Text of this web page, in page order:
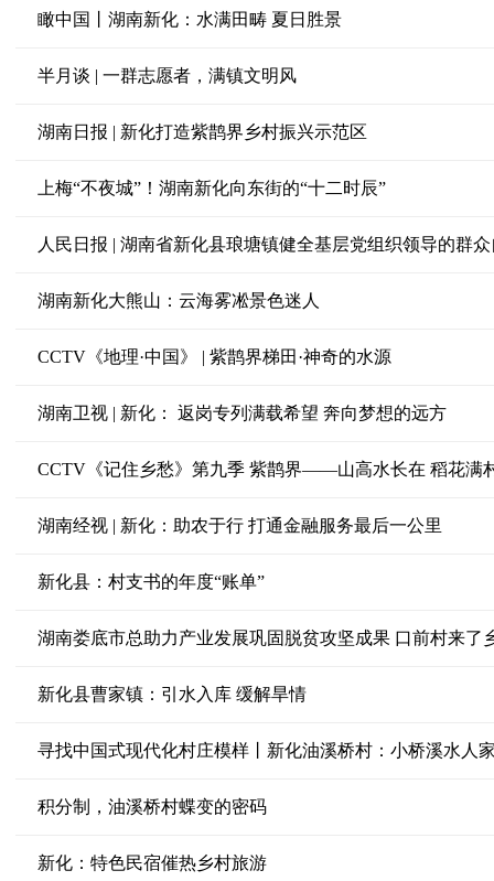
瞰中国丨湖南新化：水满田畴 夏日胜景
半月谈 | 一群志愿者，满镇文明风
湖南日报 | 新化打造紫鹊界乡村振兴示范区
上梅“不夜城”！湖南新化向东街的“十二时辰”
湖南新化大熊山：云海雾凇景色迷人
CCTV《地理·中国》 | 紫鹊界梯田·神奇的水源
湖南卫视 | 新化： 返岗专列满载希望 奔向梦想的远方
CCTV《记住乡愁》第九季 紫鹊界——山高水长在 稻花满
湖南经视 | 新化：助农于行 打通金融服务最后一公里
新化县：村支书的年度“账单”
湖南娄底市总助力产业发展巩固脱贫攻坚成果 口前村来了
新化县曹家镇：引水入库 缓解旱情
寻找中国式现代化村庄模样丨新化油溪桥村：小桥溪水人
积分制，油溪桥村蝶变的密码
新化：特色民宿催热乡村旅游